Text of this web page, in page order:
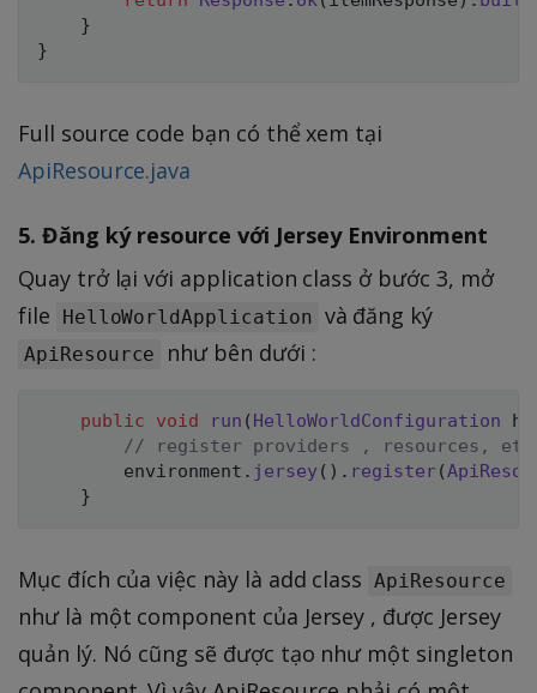
}
}
Full source code bạn có thể xem tại
ApiResource.java
5. Đăng ký resource với Jersey Environment
Quay trở lại với application class ở bước 3, mở
file
HelloWorldApplication và đăng ký
ApiResource như bên dưới :
public void run ( HelloWorldConfiguration
// register providers , resources,
        environment
. jersey ( ) . register(
}
Mục đích của việc này là add class ApiResource
như là một component của Jersey , được Jersey
quản lý. Nó cũng sẽ được tạo như một singleton